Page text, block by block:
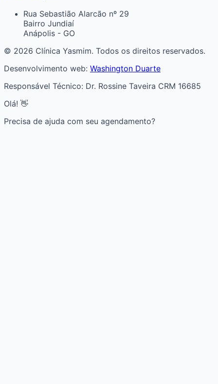
Rua Sebastião Alarcão nº 29
Bairro Jundiaí
Anápolis - GO
© 2026 Clínica Yasmim. Todos os direitos reservados.
Desenvolvimento web: Washington Duarte
Responsável Técnico: Dr. Rossine Taveira CRM 16685
Olá! 👋
Precisa de ajuda com seu agendamento?